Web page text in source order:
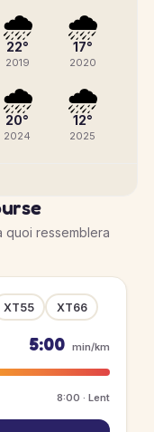
🌧️
22°
2019
🌧️
17°
2020
🌧️
20°
2024
🌧️
12°
2025
quoi ressemblera
XT55 XT66
5:00 min/km
8:00 · Lent